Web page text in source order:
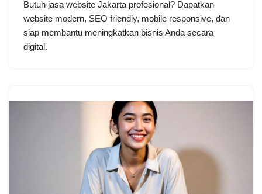
Butuh jasa website Jakarta profesional? Dapatkan
website modern, SEO friendly, mobile responsive, dan
siap membantu meningkatkan bisnis Anda secara
digital.